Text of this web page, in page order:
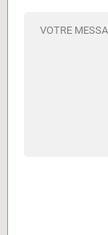
VOTRE